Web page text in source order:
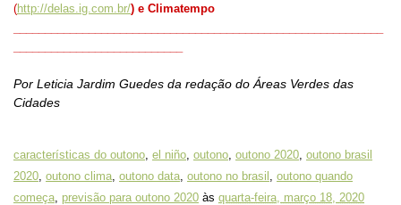
(http://delas.ig.com.br/) e Climatempo
Por Leticia Jardim Guedes da redação do Áreas Verdes das
Cidades
características do outono el niño outono outono 2020 outono brasil
2020 outono clima outono data outono no brasil outono quando
começa previsão para outono 2020 às quarta-feira, março 18, 2020